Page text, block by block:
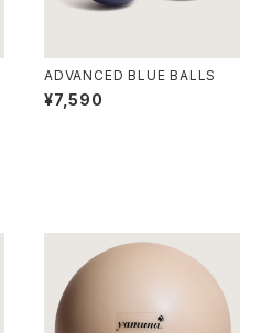
ADVANCED BLUE BALLS
¥7,590